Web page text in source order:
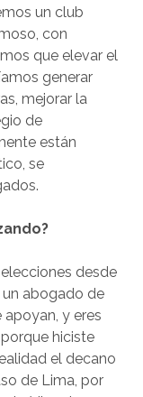
un club
con
que elevar el
generar
mejorar la
de
están
se
desde
abogado de
apoyan, y eres
hiciste
el decano
de Lima, por